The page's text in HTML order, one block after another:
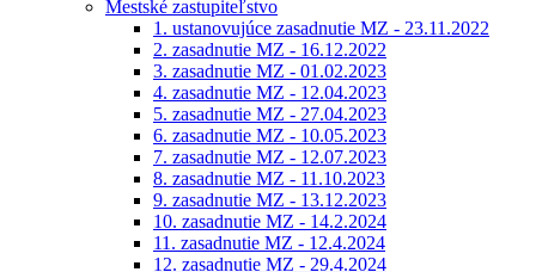
Mestské zastupiteľstvo
1. ustanovujúce zasadnutie MZ - 23.11.2022
2. zasadnutie MZ - 16.12.2022
3. zasadnutie MZ - 01.02.2023
4. zasadnutie MZ - 12.04.2023
5. zasadnutie MZ - 27.04.2023
6. zasadnutie MZ - 10.05.2023
7. zasadnutie MZ - 12.07.2023
8. zasadnutie MZ - 11.10.2023
9. zasadnutie MZ - 13.12.2023
10. zasadnutie MZ - 14.2.2024
11. zasadnutie MZ - 12.4.2024
12. zasadnutie MZ - 29.4.2024